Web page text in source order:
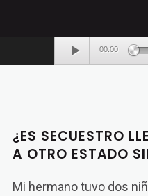
00:00
¿ES SECUESTRO
A OTRO ESTADO
Mi hermano tuvo dos